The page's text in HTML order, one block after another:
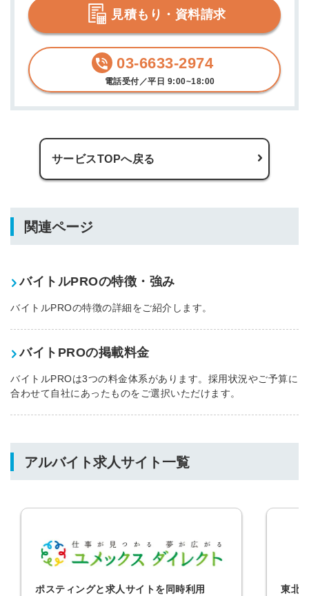
見積もり・資料請求
03-6633-2974
電話受付／平日 9:00~18:00
サービスTOPへ戻る
関連ページ
バイトルPROの特徴・強み
バイトルPROの特徴の詳細をご紹介します。
バイトPROの掲載料金
バイトルPROは3つの料金体系があります。採用状況やご予算に
合わせて自社にあったものをご選択いただけます。
アルバイト求人サイト一覧
ポスティングと求人サイトを同時利用
東北
忘れですか？
採用に役立つ記事・資料が届く
※ログインIDとなります
同意のうえ
みんなの採用部があなたの許可なく投稿すること